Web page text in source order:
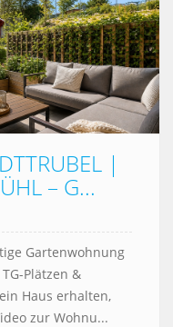
|
– G...
Gartenwohnung
Plätzen &
Haus erhalten,
zur Wohnu...